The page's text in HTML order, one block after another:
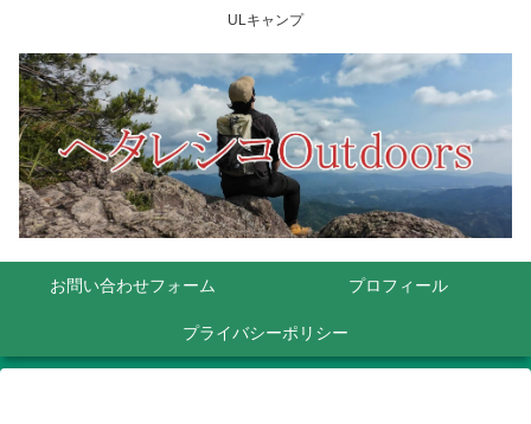
ULキャンプ
お問い合わせフォーム プロフィール
プライバシーポリシー